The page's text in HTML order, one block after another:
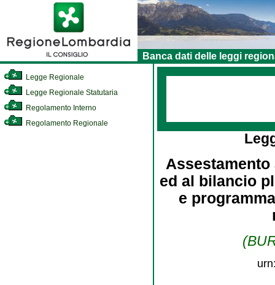
Banca dati delle leggi
Legge Regionale
Legge Regionale Statutaria
Regolamento Interno
Regolamento Regionale
ed al bilancio
e